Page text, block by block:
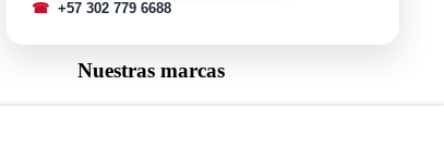
☎+57 302 779 6688
Nuestras marcas